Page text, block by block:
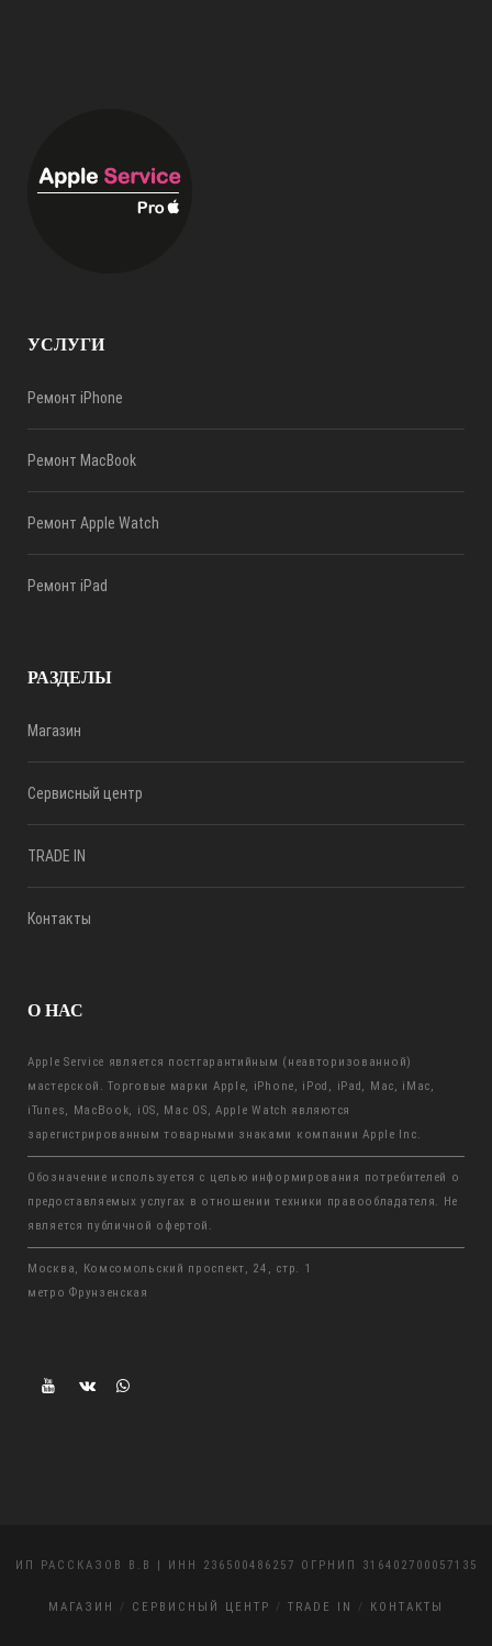
УСЛУГИ
Ремонт iPhone
Ремонт MacBook
Ремонт Apple Watch
Ремонт iPad
РАЗДЕЛЫ
Магазин
Сервисный центр
TRADE IN
Контакты
О НАС
Apple Service является постгарантийным (неавторизованной)
мастерской. Торговые марки Apple, iPhone, iPod, iPad, Mac, iMac,
iTunes, MacBook, iOS, Mac OS, Apple Watch являются
зарегистрированным товарными знаками компании Apple Inc.
Обозначение используется с целью информирования потребителей о
предоставляемых услугах в отношении техники правообладателя. Не
является публичной офертой.
Москва, Комсомольский проспект, 24, стр. 1
метро Фрунзенская
ИП РАССКАЗОВ В.В | ИНН 236500486257 ОГРНИП 316402700057135
МАГАЗИН СЕРВИСНЫЙ ЦЕНТР TRADE IN КОНТАКТЫ